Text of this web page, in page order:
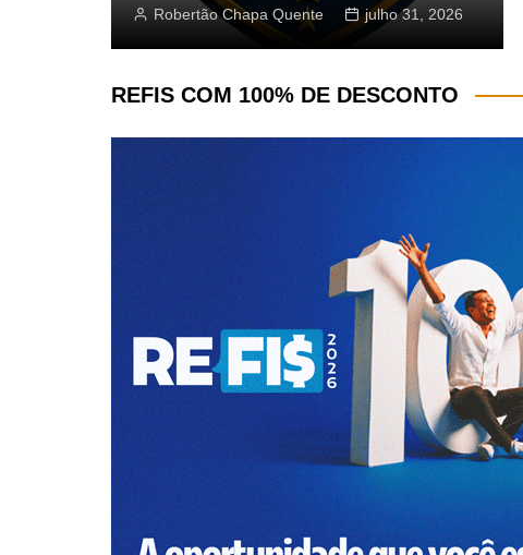
julho 31, 2026 Robertão Chapa Quente
REFIS COM 100% DE DESCONTO